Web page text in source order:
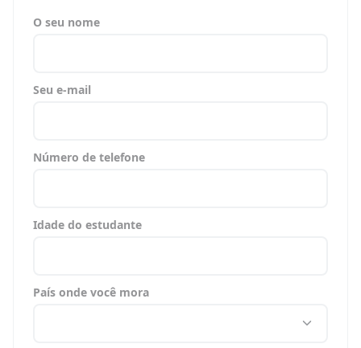
O seu nome
Seu e-mail
Número de telefone
Idade do estudante
País onde você mora